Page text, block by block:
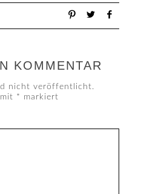
KOMMENTAR
nicht veröffentlicht.
* markiert